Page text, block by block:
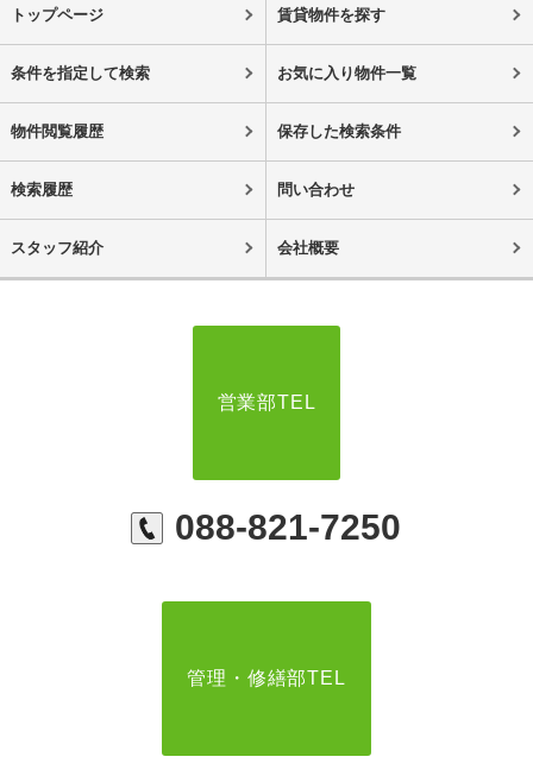
トップページ 賃貸物件を探す
条件を指定して検索 お気に入り物件一覧
物件閲覧履歴 保存した検索条件
検索履歴 問い合わせ
スタッフ紹介 会社概要
営業部TEL
088-821-7250
管理・修繕部TEL